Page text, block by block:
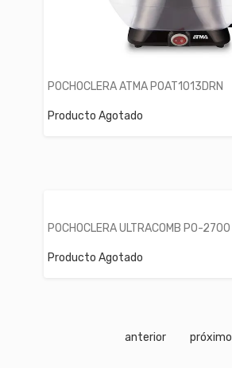
POCHOCLERA ATMA POAT1013DRN
Producto Agotado
POCHOCLERA ULTRACOMB PO-2700
Producto Agotado
anterior próximo